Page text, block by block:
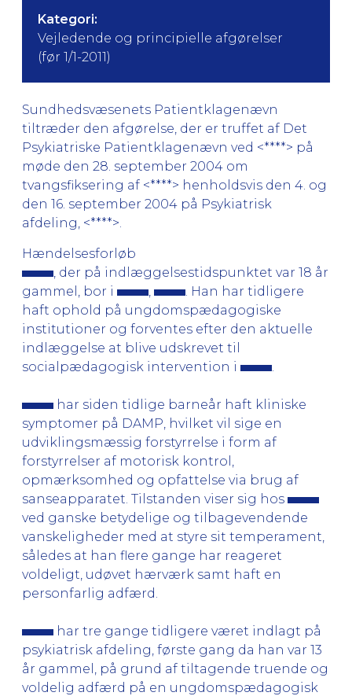
Kategori:
Vejledende og principielle afgørelser
(før 1/1-2011)
Sundhedsvæsenets Patientklagenævn
tiltræder den afgørelse, der er truffet af Det
Psykiatriske Patientklagenævn ved <****> på
møde den 28. september 2004 om
tvangsfiksering af <****> henholdsvis den 4. og
den 16. september 2004 på Psykiatrisk
afdeling, <****>.
Hændelsesforløb
, der på indlæggelsestidspunktet var 18 år
gammel, bor i
. Han har tidligere
haft ophold på ungdomspædagogiske
institutioner og forventes efter den aktuelle
indlæggelse at blive udskrevet til
socialpædagogisk intervention i
har siden tidlige barneår haft kliniske
symptomer på DAMP, hvilket vil sige en
udviklingsmæssig forstyrrelse i form af
forstyrrelser af motorisk kontrol,
opmærksomhed og opfattelse via brug af
sanseapparatet. Tilstanden viser sig hos
ved ganske betydelige og tilbagevendende
vanskeligheder med at styre sit temperament,
således at han flere gange har reageret
voldeligt, udøvet hærværk samt haft en
personfarlig adfærd.
har tre gange tidligere været indlagt på
psykiatrisk afdeling, første gang da han var 13
år gammel, på grund af tiltagende truende og
voldelig adfærd på en ungdomspædagogisk